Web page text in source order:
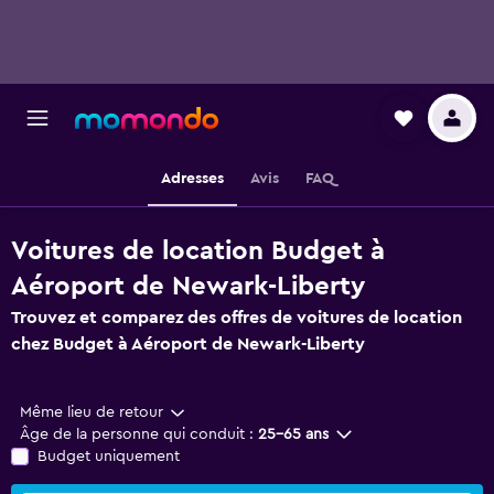
Adresses Avis FAQ
Voitures de location Budget à
Aéroport de Newark-Liberty
Trouvez et comparez des offres de voitures de location
chez Budget à Aéroport de Newark-Liberty
Même lieu de retour
Âge de la personne qui conduit : 25-65 ans
Budget uniquement